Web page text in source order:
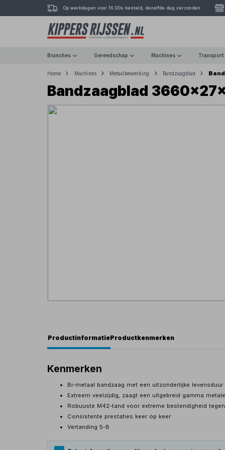
Op werkdagen voor 16.00u besteld, dezelfde dag verzonden
Branches Gereedschap Machines Transport
Home Machines Metaalbewerking Bandzaagblad
Bandzaagblad
ProductinformatieProductkenmerken
Kenmerken
Bi-metaal bandzaag met een uitzonderlijke
Extreem veelzijdig, zaagt een uitgebreid gamma
Robuuste M42-tand voor extreme bestendigheid
Consistente prestaties keer op keer
Vertanding 5-8